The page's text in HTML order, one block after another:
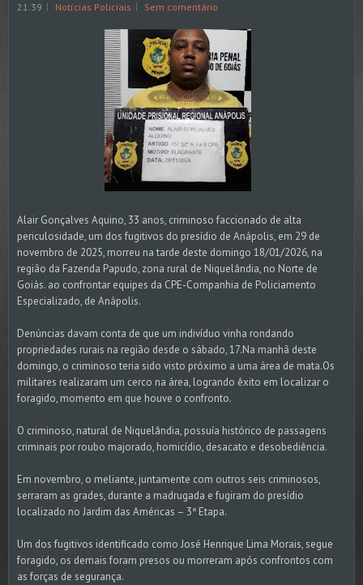
21:39 Notícias Policiais Sem comentário
Alair Gonçalves Aquino, 33 anos, criminoso faccionado de alta
periculosidade, um dos fugitivos do presídio de Anápolis, em 29 de
novembro de 2025, morreu na tarde deste domingo 18/01/2026, na
região da Fazenda Papudo, zona rural de Niquelândia, no Norte de
Goiás. ao confrontar equipes da CPE-Companhia de Policiamento
Especializado, de Anápolis.
Denúncias davam conta de que um indivíduo vinha rondando
propriedades rurais na região desde o sábado, 17.Na manhã deste
domingo, o criminoso teria sido visto próximo a uma área de mata.Os
militares realizaram um cerco na área, logrando êxito em localizar o
foragido, momento em que houve o confronto.
O criminoso, natural de Niquelândia, possuía histórico de passagens
criminais por roubo majorado, homicídio, desacato e desobediência.
Em novembro, o meliante, juntamente com outros seis criminosos,
serraram as grades, durante a madrugada e fugiram do presídio
localizado no Jardim das Américas – 3ª Etapa.
Um dos fugitivos identificado como José Henrique Lima Morais, segue
foragido, os demais foram presos ou morreram após confrontos com
as forças de segurança.